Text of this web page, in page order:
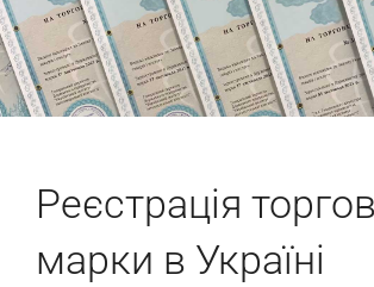
Реєстрація
марки в Україні